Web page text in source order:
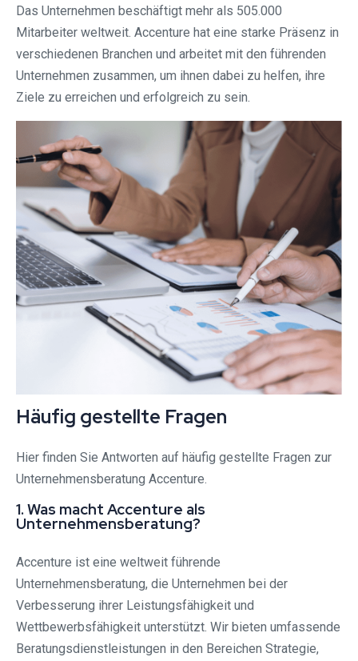
Das Unternehmen beschäftigt mehr als 505.000
Mitarbeiter weltweit. Accenture hat eine starke Präsenz in
verschiedenen Branchen und arbeitet mit den führenden
Unternehmen zusammen, um ihnen dabei zu helfen, ihre
Ziele zu erreichen und erfolgreich zu sein.
Häufig gestellte Fragen
Hier finden Sie Antworten auf häufig gestellte Fragen zur
Unternehmensberatung Accenture.
1. Was macht Accenture als
Unternehmensberatung?
Accenture ist eine weltweit führende
Unternehmensberatung, die Unternehmen bei der
Verbesserung ihrer Leistungsfähigkeit und
Wettbewerbsfähigkeit unterstützt. Wir bieten umfassende
Beratungsdienstleistungen in den Bereichen Strategie,